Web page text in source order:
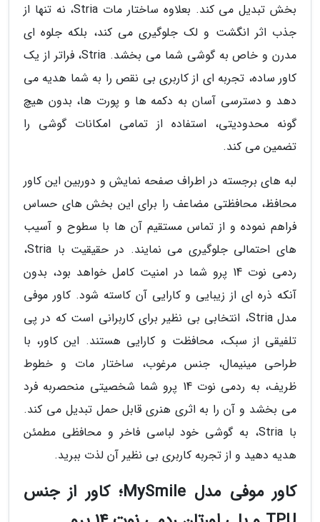
بخش تبدیل می کند. بعلاوه ساختار مات Stria، نه تنها از
جذب اثر انگشت و لک جلوگیری می کند، بلکه جلوه ای
مدرن و خاص به گوشی شما می بخشد. Stria، فراتر از یک
کاور ساده، تجربه ای از کاربری بی نقص را به شما هدیه می
دهد و دسترسی آسان به دکمه ها و پورت ها، بدون هیچ
گونه محدودیتی، استفاده از تمامی امکانات گوشی را
تضمین می کند.
لبه های برجسته در اطراف صفحه نمایش و دوربین این کاور
محافظ، محافظتی مضاعف را برای این بخش های حساس
فراهم نموده و از تماس مستقیم آن ها با سطوح و آسیب
های احتمالی جلوگیری می نمایند. در حقیقیت با Stria،
ردمی نوت 14 پرو شما در امنیت کامل خواهد بود، بدون
آنکه ذره ای از زیبایی و کارایی آن کاسته شود. کاور موفی
مدل Stria، انتخابی بی نظیر برای کاربرانی است که در پی
تلفیقی از سبک، محافظت و کارایی هستند. این کاور، با
طراحی مینیمال، جنس مرغوب، ساختار مات و خطوط
ظریف، به ردمی نوت 14 پرو شما شخصیتی منحصربه فرد
می بخشد و آن را به اثری هنری قابل حمل تبدیل می کند.
با Stria، به گوشی خود لباسی فاخر و محافظی مطمئن
هدیه دهید و از تجربه کاربری بی نظیر آن لذت ببرید.
کاور موفی مدل MySmile؛ کاور از جنس